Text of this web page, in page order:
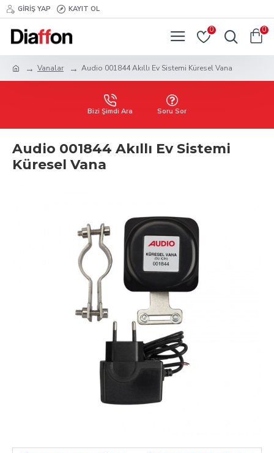
GIRIŞ YAP KAYIT OL
0 0
Vanalar Audio 001844 Akıllı Ev Sistemi Küresel Vana
Bizi Şimdi Ara Soru Sor
Audio 001844 Akıllı Ev Sistemi
Küresel Vana